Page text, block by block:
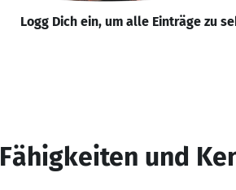
Logg Dich ein, um alle Einträge zu
Fähigkeiten und